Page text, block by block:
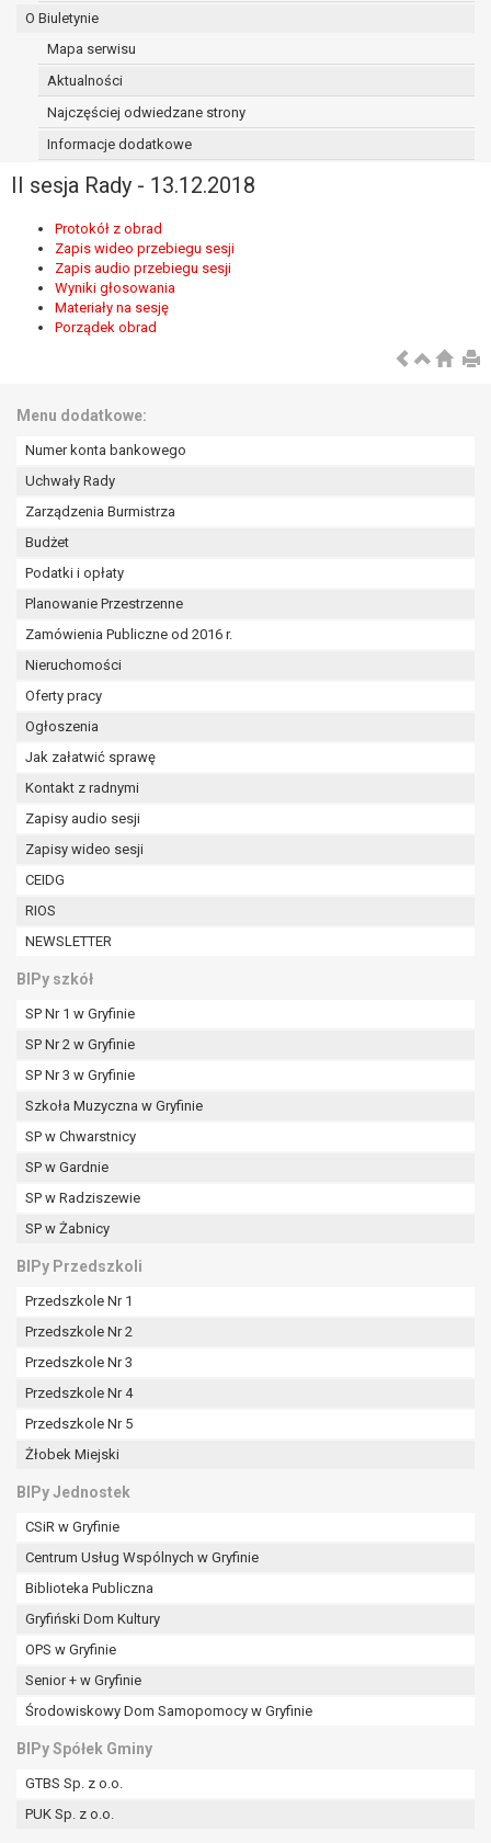
O Biuletynie
Mapa serwisu
Aktualności
Najczęściej odwiedzane strony
Informacje dodatkowe
II sesja Rady - 13.12.2018
Protokół z obrad
Zapis wideo przebiegu sesji
Zapis audio przebiegu sesji
Wyniki głosowania
Materiały na sesję
Porządek obrad
Menu dodatkowe:
Numer konta bankowego
Uchwały Rady
Zarządzenia Burmistrza
Budżet
Podatki i opłaty
Planowanie Przestrzenne
Zamówienia Publiczne od 2016 r.
Nieruchomości
Oferty pracy
Ogłoszenia
Jak załatwić sprawę
Kontakt z radnymi
Zapisy audio sesji
Zapisy wideo sesji
CEIDG
RIOS
NEWSLETTER
BIPy szkół
SP Nr 1 w Gryfinie
SP Nr 2 w Gryfinie
SP Nr 3 w Gryfinie
Szkoła Muzyczna w Gryfinie
SP w Chwarstnicy
SP w Gardnie
SP w Radziszewie
SP w Żabnicy
BIPy Przedszkoli
Przedszkole Nr 1
Przedszkole Nr 2
Przedszkole Nr 3
Przedszkole Nr 4
Przedszkole Nr 5
Żłobek Miejski
BIPy Jednostek
CSiR w Gryfinie
Centrum Usług Wspólnych w Gryfinie
Biblioteka Publiczna
Gryfiński Dom Kultury
OPS w Gryfinie
Senior + w Gryfinie
Środowiskowy Dom Samopomocy w Gryfinie
BIPy Spółek Gminy
GTBS Sp. z o.o.
PUK Sp. z o.o.
podstawie art. 20 RODO, w przypadku gdy
przetwarzanie danych odbywa się na
której dane dotyczą lub na podstawie
zgody wyrażonej przez tą osobę,
prawo sprzeciwu wobec przetwarzania
danych na podstawie art. 21 RODO, wobec
przetwarzania danych osobowych, którego
podstawą prawną jest:
powierzonej administratorowi bądź
Z przyczyn związanych z Pani/Pana
sprzeciwu, administrator nie może już
wolności osoby, której dane dotyczą, lub
podstaw do ustalenia, dochodzenia lub
obrony roszczeń.
lit a RODO), przysługuje Pani/Panu prawo do
przetwarzania, którego dokonano na podstawie
zgody przed jej cofnięciem.
organu nadzorczego na niezgodne z prawem
przetwarzanie Pani/Pana danych osobowych
przez administratora.
Organem właściwym do wniesienia skargi jest
dane osobowe, podanie danych osobowych jest
dobrowolne albo jest wymogiem ustawowym lub
Pani/Pana dane nie będą poddawane
zautomatyzowanemu podejmowaniu decyzji, w
tym również profilowaniu.